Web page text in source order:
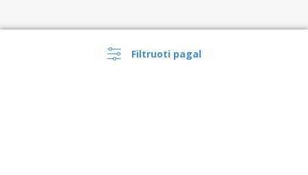
Filtruoti pagal